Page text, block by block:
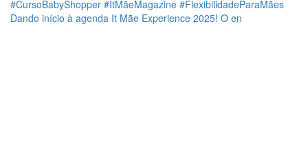
Dando início à agenda It Mãe Experience 2025! O en